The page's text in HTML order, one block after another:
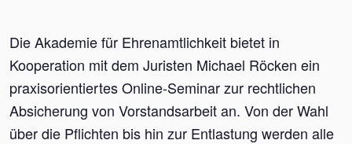
Die Akademie für Ehrenamtlichkeit bietet in
Kooperation mit dem Juristen Michael Röcken ein
praxisorientiertes Online-Seminar zur rechtlichen
Absicherung von Vorstandsarbeit an. Von der Wahl
über die Pflichten bis hin zur Entlastung werden alle